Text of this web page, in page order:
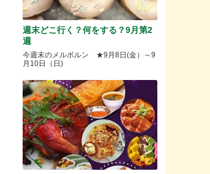
週末どこ行く？何をする？9月第2
週
今週末のメルボルン ★9月8日(金）～9
月10日（日)